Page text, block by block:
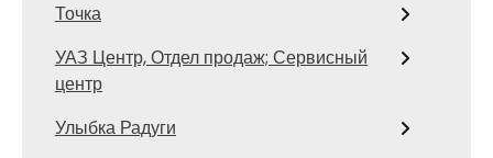
Точка
УАЗ Центр, Отдел продаж; Сервисный
центр
Улыбка Радуги